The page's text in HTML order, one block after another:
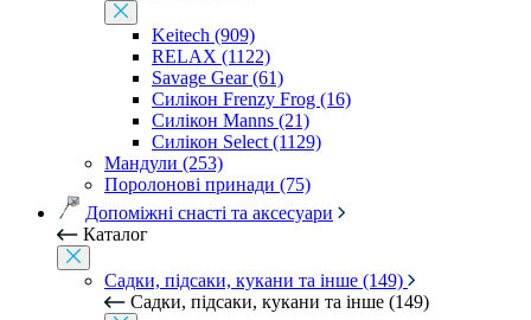
Keitech (909)
RELAX (1122)
Savage Gear (61)
Силікон Frenzy Frog (16)
Силікон Manns (21)
Силікон Select (1129)
Мандули (253)
Поролонові принади (75)
Допоміжні снасті та аксесуари
Каталог
Садки, підсаки, кукани та інше (149)
Садки, підсаки, кукани та інше (149)